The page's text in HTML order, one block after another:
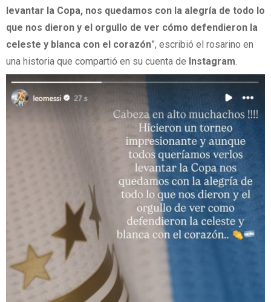
levantar la Copa, nos quedamos con la alegría de todo lo
que nos dieron y el orgullo de ver cómo defendieron la
celeste y blanca con el corazón”, escribió el rosarino en
una historia que compartió en su cuenta de Instagram